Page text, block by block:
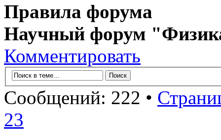
Правила форума
Научный форум
Комментировать
Сообщений: 222 •
23